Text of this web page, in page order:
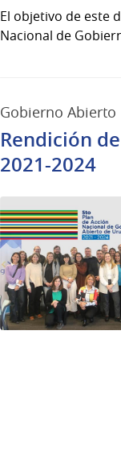
El objetivo de este
Nacional de
Gobierno Abierto
Rendición
2021-2024